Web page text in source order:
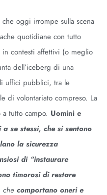
oggi irrompe sulla scena
quotidiane con tutto
contesti affettivi (o meglio
dell’iceberg di una
uffici pubblici, tra le
di volontariato compreso. La
tutto campo. Uomini e
se stessi, che si sentono
la sicurezza
di “instaurare
timorosi di restare
che comportano oneri e